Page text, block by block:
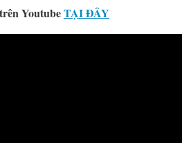
YoutubeTẠI ĐÂY